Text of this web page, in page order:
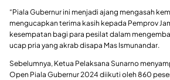
“Piala Gubernur ini menjadi ajang mengasah
mengucapkan terima kasih kepada Pemprov
kesempatan bagi para pesilat dalam
ucap pria yang akrab disapa Mas Ismunandar.
Sebelumnya, Ketua Pelaksana Sunarno
Open Piala Gubernur 2024 diikuti oleh 860